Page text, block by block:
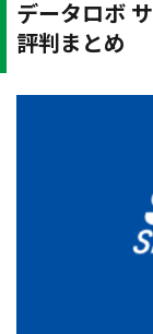
データロボ
評判まとめ